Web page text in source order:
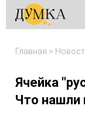
Главная >
Ячейка
Что нашли